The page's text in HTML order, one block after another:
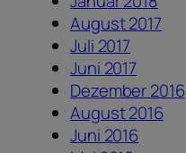
August 2017
Juli 2017
Juni 2017
Dezember 2016
August 2016
Juni 2016